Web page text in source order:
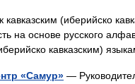
(иберийско
на основе русского
кавказским)
«Самур» —